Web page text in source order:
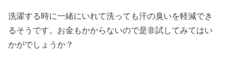
洗濯する時に一緒にいれて洗っても汗の臭いを軽減でき
るそうです。お金もかからないので是非試してみてはい
かがでしょうか？